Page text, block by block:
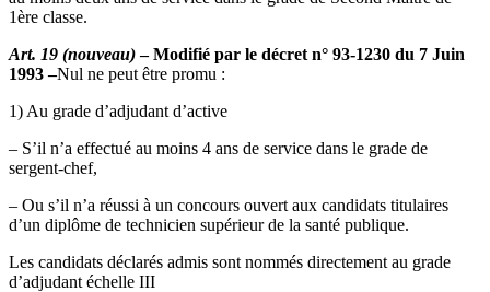
1ère classe.
Art. 19 (nouveau) – Modifié par le décret n° 93-1230 du 7 Juin
1993 –Nul ne peut être promu :
1) Au grade d’adjudant d’active
– S’il n’a effectué au moins 4 ans de service dans le grade de
sergent-chef,
– Ou s’il n’a réussi à un concours ouvert aux candidats titulaires
d’un diplôme de technicien supérieur de la santé publique.
Les candidats déclarés admis sont nommés directement au grade
d’adjudant échelle III